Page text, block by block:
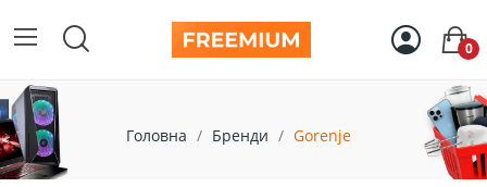
0
Головна Бренди Gorenje